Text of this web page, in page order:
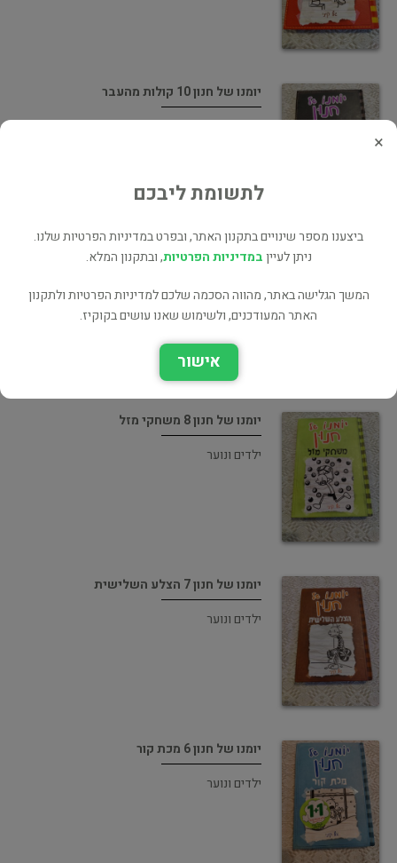
יומנו של חנון 10 קולות מהעבר
יומנו של חנון 9 חופשה על גלגלים
ילדים ונוער
יומנו של חנון 8 משחקי מזל
ילדים ונוער
יומנו של חנון 7 הצלע השלישית
ילדים ונוער
יומנו של חנון 6 מכת קור
ילדים ונוער
×
לתשומת ליבכם
ביצענו מספר שינויים בתקנון האתר, ובפרט במדיניות הפרטיות שלנו.
ניתן לעייןבמדיניות הפרטיות, ובתקנון המלא.
המשך הגלישה באתר, מהווה הסכמה שלכם למדיניות הפרטיות ולתקנון
האתר המעודכנים, ולשימוש שאנו עושים בקוקיז.
אישור